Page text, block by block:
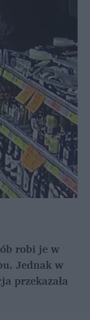
robi je w
Jednak w
przekazała